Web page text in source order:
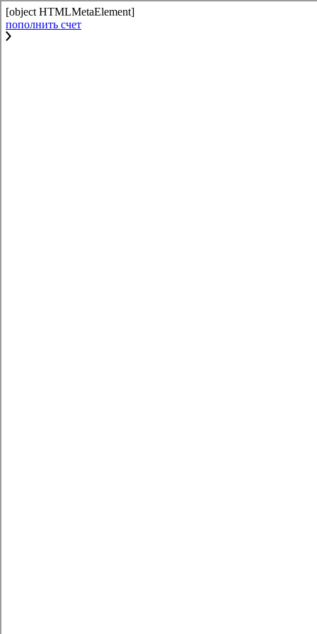
[object HTMLMetaElement]
пополнить счет